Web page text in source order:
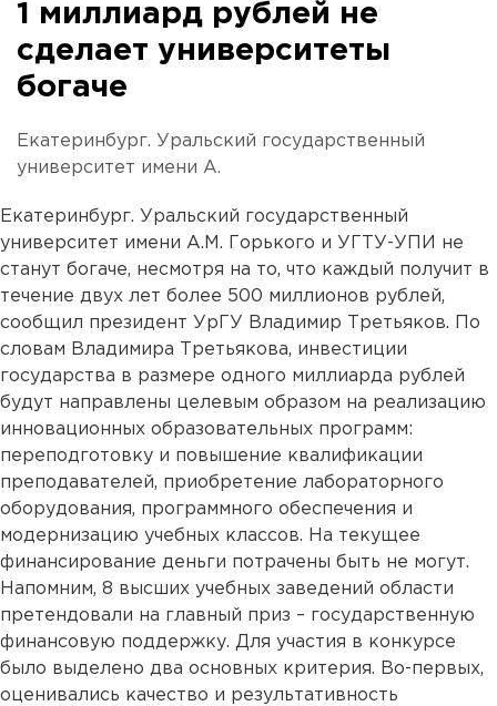
1 миллиард рублей не
сделает университеты
богаче
Екатеринбург. Уральский государственный
университет имени А.
Екатеринбург. Уральский государственный
университет имени А.М. Горького и УГТУ-УПИ не
станут богаче, несмотря на то, что каждый получит в
течение двух лет более 500 миллионов рублей,
сообщил президент УрГУ Владимир Третьяков. По
словам Владимира Третьякова, инвестиции
государства в размере одного миллиарда рублей
будут направлены целевым образом на реализацию
инновационных образовательных программ:
переподготовку и повышение квалификации
преподавателей, приобретение лабораторного
оборудования, программного обеспечения и
модернизацию учебных классов. На текущее
финансирование деньги потрачены быть не могут.
Напомним, 8 высших учебных заведений области
претендовали на главный приз – государственную
финансовую поддержку. Для участия в конкурсе
было выделено два основных критерия. Во-первых,
оценивались качество и результативность